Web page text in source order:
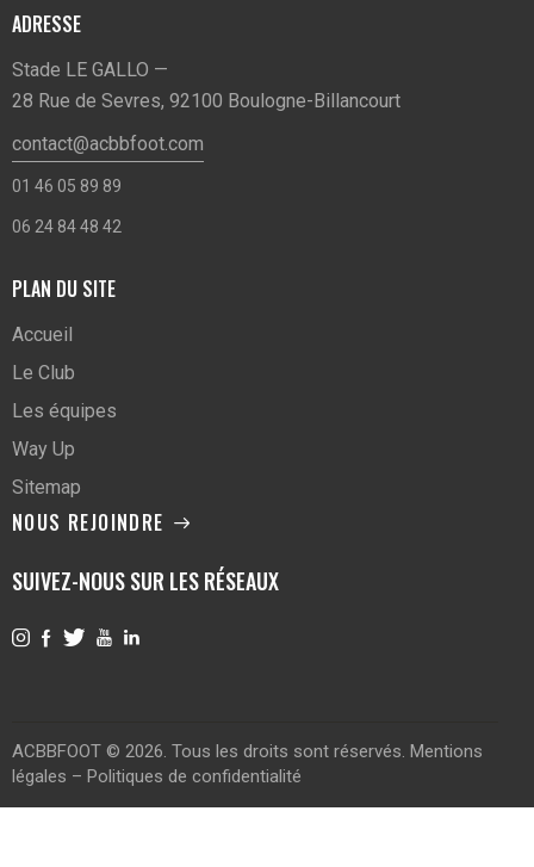
ADRESSE
Stade LE GALLO —
28 Rue de Sevres, 92100 Boulogne-Billancourt
contact@acbbfoot.com
01 46 05 89 89
06 24 84 48 42
PLAN DU SITE
Accueil
Le Club
Les équipes
Way Up
Sitemap
NOUS REJOINDRE
SUIVEZ-NOUS SUR LES RÉSEAUX
ACBBFOOT © 2026. Tous les droits sont réservés. Mentions
légales – Politiques de confidentialité